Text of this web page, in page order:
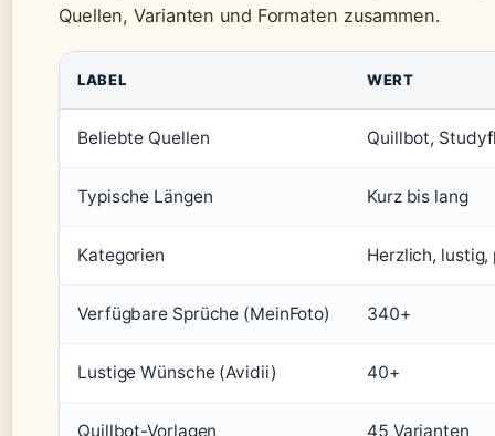
Quellen, Varianten und Formaten zusammen.
LABEL WERT
Beliebte Quellen Quillbot,
Typische Längen Kurz bis lang
Kategorien Herzlich, lustig,
Verfügbare Sprüche (MeinFoto) 340+
Lustige Wünsche (Avidii) 40+
Quillbot-Vorlagen 45 Varianten